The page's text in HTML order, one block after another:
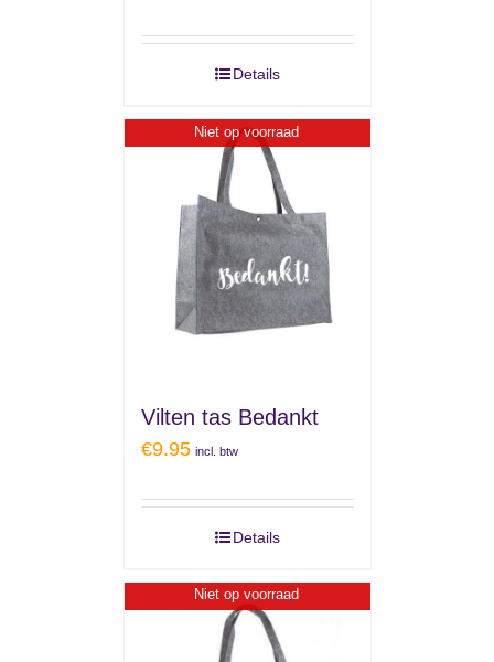
Details
Niet op voorraad
Vilten tas Bedankt
€9.95 incl. btw
Details
Niet op voorraad